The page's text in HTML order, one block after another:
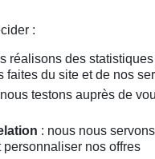
:
réalisons des
faites du site et de nos
testons auprès de
: nous nous
nos offres